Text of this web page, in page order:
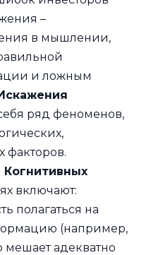
–
в мышлении,
и ложным
ряд феноменов,
факторов.
включают:
полагаться на
(например,
мешает адекватно